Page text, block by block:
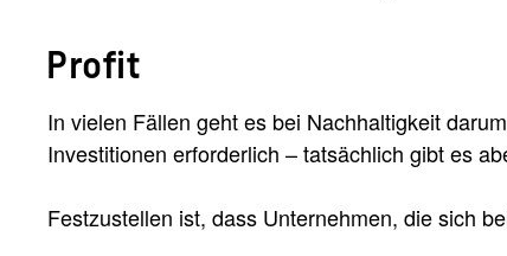
Profit
In vielen Fällen geht es bei Nachhaltigkeit
Investitionen erforderlich – tatsächlich gibt es
Festzustellen ist, dass Unternehmen, die sich